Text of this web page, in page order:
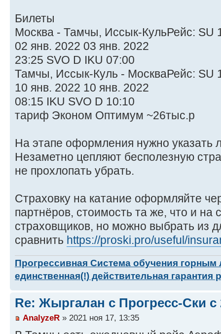
Билеты
Москва - Тамчы, Иссык-КульРейс: SU
02 янв. 2022 03 янв. 2022
23:25 SVO D IKU 07:00
Тамчы, Иссык-Куль - МоскваРейс: SU
10 янв. 2022 10 янв. 2022
08:15 IKU SVO D 10:10
тариф Эконом Оптимум ~26тыс.р
На этапе оформления нужно указать
Незаметно цепляют бесполезную
не прохлопать убрать.
Страховку на катание оформляйте
партнёров, стоимость та же, что и на
страховщиков, но можно выбрать из
сравнить https://proski.pro/useful/
Прогрессивная Система обучения
единственная(!) действительная гарантия
Re: Жыргалан с Прогресс-Ски с
AnalyzeR » 2021 ноя 17, 13:35